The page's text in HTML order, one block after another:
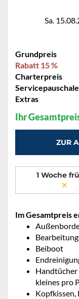
Sa.
Grundpreis
Rabatt 15 %
Charterpreis
Servicepauschale
Extras
Ihr
ZUR
1 Woche
Im Gesamtpreis
Beiboot
Handtücher
kleines pro
Kopfkissen,